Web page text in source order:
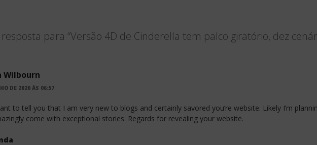
para “Versão 4D de Cinderella tem palco giratório, dez
Wilbourn
DE 2020 ÀS 06:57
to tell you that I am very new to blogs and certainly savored you’re website. Likely I’m
come with exceptional stories. Regards for revealing your website.